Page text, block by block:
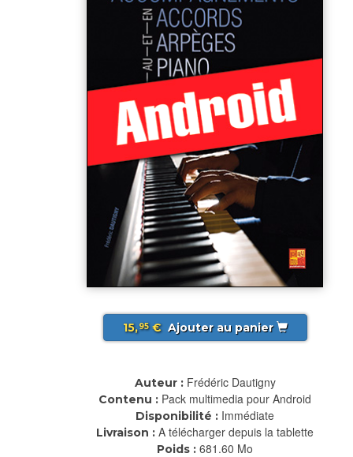
15,95€ Ajouter au panier
Auteur : Frédéric Dautigny
Contenu : Pack multimedia pour Android
Disponibilité : Immédiate
Livraison : A télécharger depuis la tablette
Poids : 681.60 Mo